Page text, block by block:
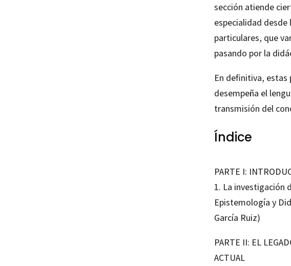
sección atiende
especialidad
particulares, que
pasando por la
En definitiva, estas
desempeña el
transmisión del
Índice
PARTE I:
1. La investigación
Epistemología y
García Ruiz)
PARTE II: EL
ACTUAL